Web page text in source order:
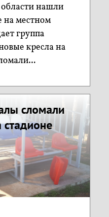
нашли
на местном
группа
кресла на
сломали